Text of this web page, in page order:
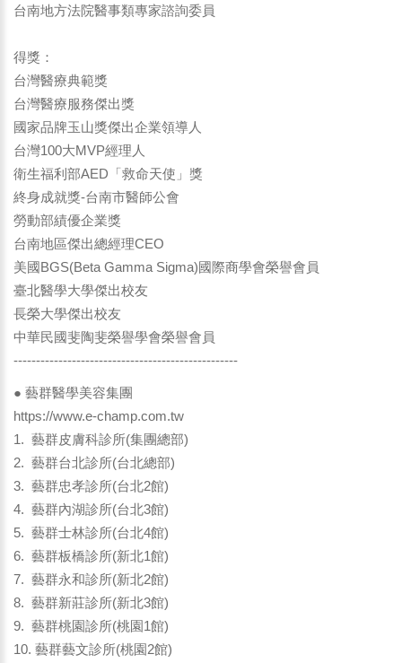
台南地方法院醫事類專家諮詢委員
得獎：
台灣醫療典範獎
台灣醫療服務傑出獎
國家品牌玉山獎傑出企業領導人
台灣100大MVP經理人
衛生福利部AED「救命天使」獎
終身成就獎-台南市醫師公會
勞動部績優企業獎
台南地區傑出總經理CEO
美國BGS(Beta Gamma Sigma)國際商學會榮譽會員
臺北醫學大學傑出校友
長榮大學傑出校友
中華民國斐陶斐榮譽學會榮譽會員
--------------------------------------------------
● 藝群醫學美容集團
https://www.e-champ.com.tw
1. 藝群皮膚科診所(集團總部)
2. 藝群台北診所(台北總部)
3. 藝群忠孝診所(台北2館)
4. 藝群內湖診所(台北3館)
5. 藝群士林診所(台北4館)
6. 藝群板橋診所(新北1館)
7. 藝群永和診所(新北2館)
8. 藝群新莊診所(新北3館)
9. 藝群桃園診所(桃園1館)
10. 藝群藝文診所(桃園2館)